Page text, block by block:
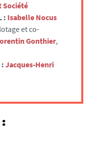
Société
: Isabelle Nocus
et co-
Gonthier,
Jacques-Henri